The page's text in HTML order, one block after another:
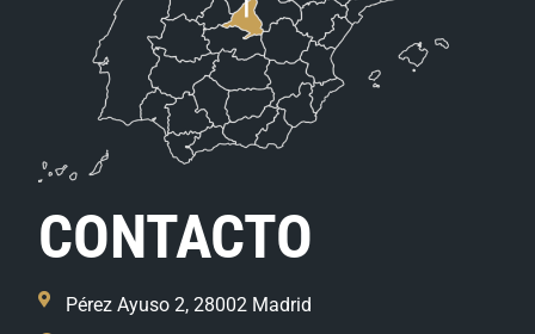
CONTACTO
Pérez Ayuso 2, 28002 Madrid